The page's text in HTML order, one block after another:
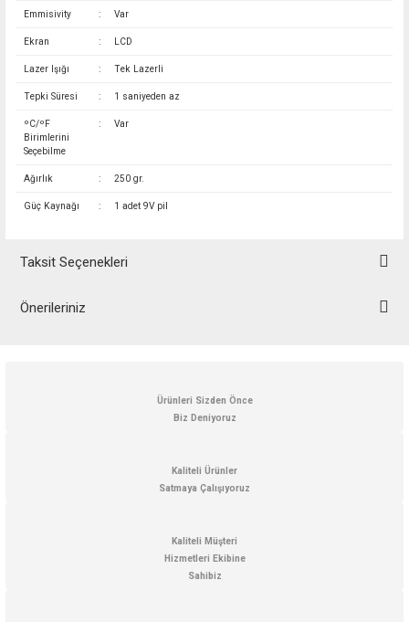
Emmisivity : Var
Ekran : LCD
Lazer Işığı : Tek Lazerli
Tepki Süresi : 1 saniyeden az
ºC/ºF
Birimlerini
Seçebilme
: Var
Ağırlık : 250 gr.
Güç Kaynağı : 1 adet 9V pil
Taksit Seçenekleri
Önerileriniz
Görüş ve önerileriniz için teşekkür ederiz.
Ürün açıklamasında eksik bilgiler bulunuyor.
Ürün bilgilerinde hatalar bulunuyor.
Bu ürüne benzer farklı alternatifler olmalı.
Ürünleri Sizden Önce
Biz Deniyoruz
Kaliteli Ürünler
Satmaya Çalışıyoruz
Kaliteli Müşteri
Hizmetleri Ekibine
Sahibiz